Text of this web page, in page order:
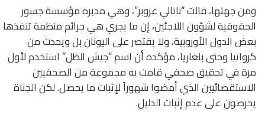
ومن جهتها، قالت “ناتالي غروبر”، وهي مديرة مؤسسة جسور
الحقوقية لشؤون اللاجئين، إن ما يجري هي جرائم منظمة تنفذها
بعض الدول الأوروبية، ولا يقتصر على اليونان بل ويحدث من
كرواتيا وحتى بلغاريا، مؤكدة أن اسم “جيش الظل” استخدم لأول
مرة في تحقيق صحفي قامت به مجموعة من الصحفيين
الاستقصائيين الذي أمضوا شهوراً لإثبات ما يحصل. لكن الجناة
يحرصون على عدم إثبات الدليل.